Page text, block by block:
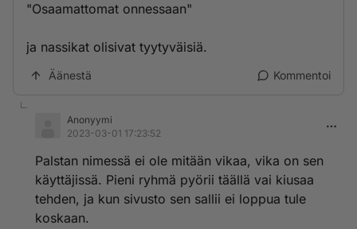
"Osaamattomat onnessaan"
ja nassikat olisivat tyytyväisiä.
Äänestä Kommentoi
Anonyymi
2023-03-01 17:23:52
Palstan nimessä ei ole mitään vikaa, vika on sen
käyttäjissä. Pieni ryhmä pyörii täällä vai kiusaa
tehden, ja kun sivusto sen sallii ei loppua tule
koskaan.